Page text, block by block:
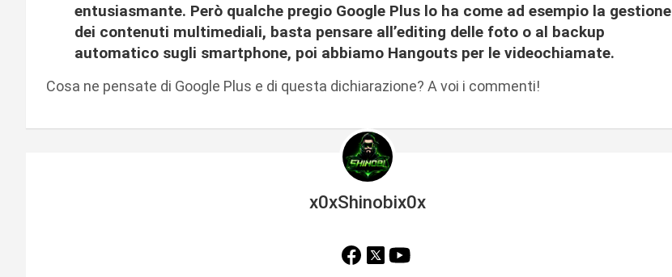
entusiasmante. Però qualche pregio Google Plus lo ha come ad esempio la gestione
dei contenuti multimediali, basta pensare all’editing delle foto o al backup
automatico sugli smartphone, poi abbiamo Hangouts per le videochiamate.
Cosa ne pensate di Google Plus e di questa dichiarazione? A voi i commenti!
x0xShinobix0x